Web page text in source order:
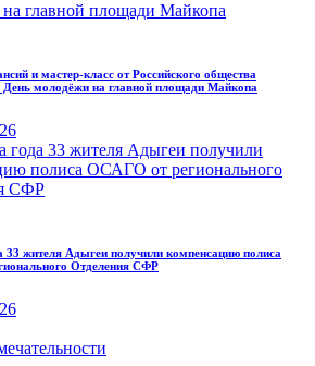
и мастер-класс от Российского общества
молодёжи на главной площади Майкопа
33 жителя Адыгеи получили компенсацию полиса
Отделения СФР